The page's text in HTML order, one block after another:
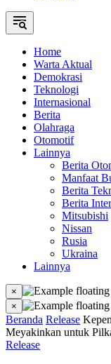
Home
Warta Aktual
Demokrasi
Teknologi
Internasional
Berita
Olahraga
Otomotif
Lainnya
Berita
Manfaat
Berita
Berita
Mitsubishi
Nissan
Rusia
Ukraina
Lainnya
×
×
Beranda Release
Meyakinkan untuk
Release